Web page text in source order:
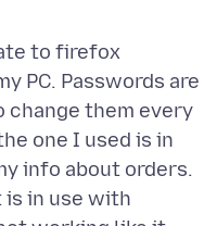
to firefox
PC. Passwords are
change them every
one I used is in
info about orders.
in use with